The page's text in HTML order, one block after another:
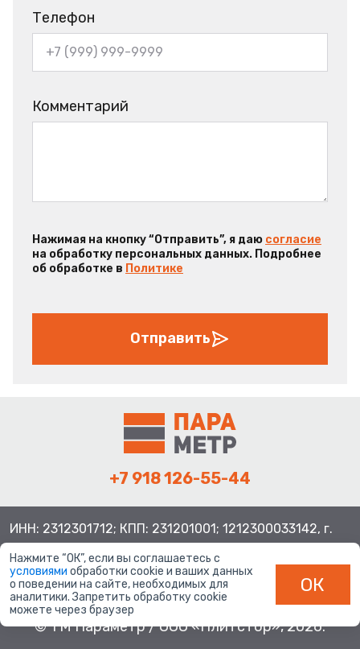
Телефон
Комментарий
Нажимая на кнопку “Отправить”, я даю согласие
на обработку персональных данных. Подробнее
об обработке в Политике
Отправить
+7 918 126-55-44
ИНН: 2312301712; КПП: 231201001; 1212300033142, г.
Краснодар ул. Просторная, 21, индекс 350080
© ТМ Параметр / ООО «Плитстор», 2026.
Нажмите “ОК”, если вы соглашаетесь с
условиями обработки cookie и ваших данных
о поведении на сайте, необходимых для
аналитики. Запретить обработку cookie
можете через браузер
ОК